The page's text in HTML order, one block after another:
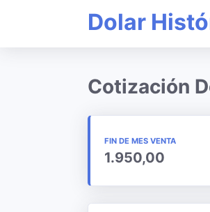
Dolar
Cotización
FIN DE MES VENTA
1.950,00